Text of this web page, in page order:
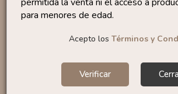
para menores de edad.
Acepto los Términos y
Verificar
que solo tengas que añadir base y
Marca: Oil4Vap
16 ml (100% PG)
Porcentaje recomendado:20%